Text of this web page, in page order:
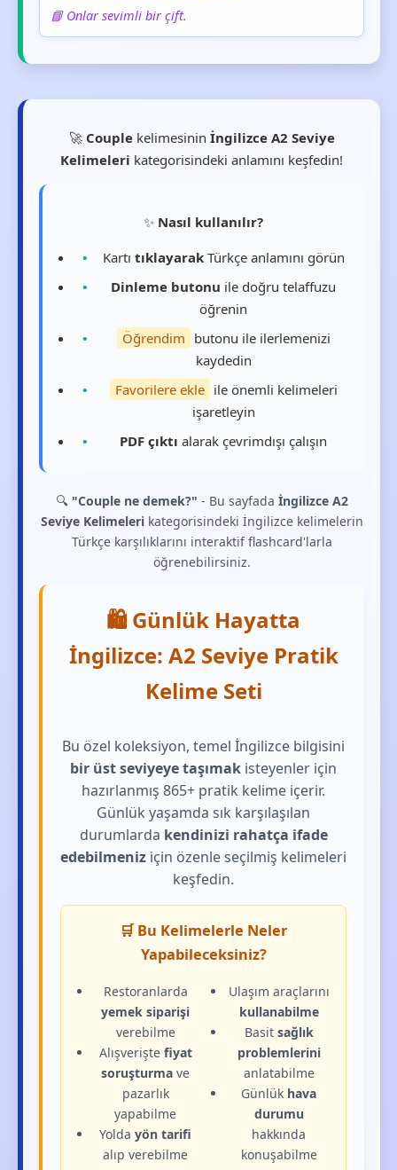
📘 Onlar sevimli bir çift.
🚀 Couplekelimesinin İngilizce A2 Seviye
Kelimeleri kategorisindeki anlamını keşfedin!
✨ Nasıl kullanılır?
Kartı tıklayarakTürkçe anlamını görün
Dinleme butonu ile doğru telaffuzu
öğrenin
Öğrendim butonu ile ilerlemenizi
kaydedin
Favorilere ekle ile önemli kelimeleri
işaretleyin
PDF çıktı alarak çevrimdışı çalışın
🔍 "Couple ne demek?" - Bu sayfada İngilizce A2
Seviye Kelimelerikategorisindeki İngilizce kelimelerin
Türkçe karşılıklarını interaktif flashcard'larla
öğrenebilirsiniz.
🛍️ Günlük Hayatta
İngilizce: A2 Seviye Pratik
Kelime Seti
Bu özel koleksiyon, temel İngilizce bilgisini
bir üst seviyeye taşımak isteyenler için
hazırlanmış 865+ pratik kelime içerir.
Günlük yaşamda sık karşılaşılan
durumlarda kendinizi rahatça ifade
edebilmeniz için özenle seçilmiş kelimeleri
keşfedin.
🛒 Bu Kelimelerle Neler
Yapabileceksiniz?
Restoranlarda
yemek siparişi
verebilme
Alışverişte fiyat
soruşturma ve
pazarlık
yapabilme
Yoldayön tarifi
alıp verebilme
Ulaşım araçlarını
kullanabilme
Basit sağlık
problemlerini
anlatabilme
Günlük hava
durumu
hakkında
konuşabilme